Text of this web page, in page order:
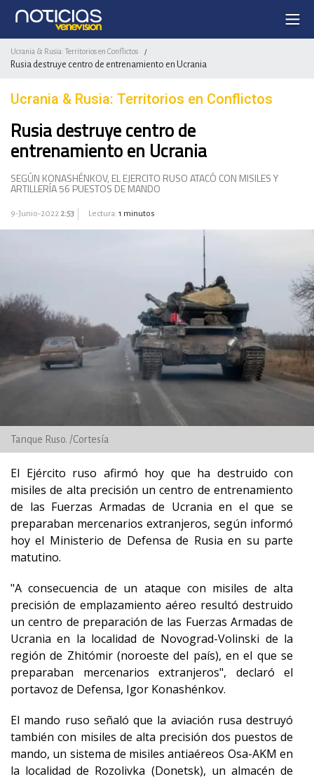
Ucrania & Rusia: Territorios en Conflictos /
Rusia destruye centro de entrenamiento en Ucrania
Ucrania & Rusia: Territorios en Conflictos
Rusia destruye centro de
entrenamiento en Ucrania
SEGÚN KONASHÉNKOV, EL EJERCITO RUSO ATACÓ CON MISILES Y
ARTILLERÍA 56 PUESTOS DE MANDO
9-Junio-2022 2:53 Lectura: 1 minutos
Tanque Ruso. /Cortesía
El Ejército ruso afirmó hoy que ha destruido con
misiles de alta precisión un centro de entrenamiento
de las Fuerzas Armadas de Ucrania en el que se
preparaban mercenarios extranjeros, según informó
hoy el Ministerio de Defensa de Rusia en su parte
matutino.
"A consecuencia de un ataque con misiles de alta
precisión de emplazamiento aéreo resultó destruido
un centro de preparación de las Fuerzas Armadas de
Ucrania en la localidad de Novograd-Volinski de la
región de Zhitómir (noroeste del país), en el que se
preparaban mercenarios extranjeros", declaró el
portavoz de Defensa, Igor Konashénkov.
El mando ruso señaló que la aviación rusa destruyó
también con misiles de alta precisión dos puestos de
mando, un sistema de misiles antiaéreos Osa-AKM en
la localidad de Rozolivka (Donetsk), un almacén de